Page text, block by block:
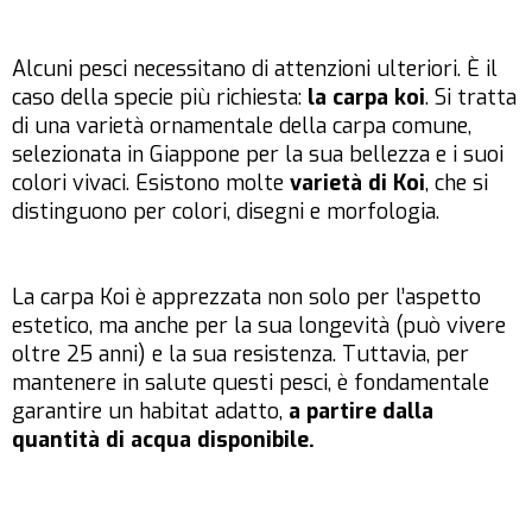
Alcuni pesci necessitano di attenzioni ulteriori. È il
caso della specie più richiesta: la carpa koi. Si tratta
di una varietà ornamentale della carpa comune,
selezionata in Giappone per la sua bellezza e i suoi
colori vivaci. Esistono molte varietà di Koi, che si
distinguono per colori, disegni e morfologia.
La carpa Koi è apprezzata non solo per l’aspetto
estetico, ma anche per la sua longevità (può vivere
oltre 25 anni) e la sua resistenza. Tuttavia, per
mantenere in salute questi pesci, è fondamentale
garantire un habitat adatto, a partire dalla
quantità di acqua disponibile.